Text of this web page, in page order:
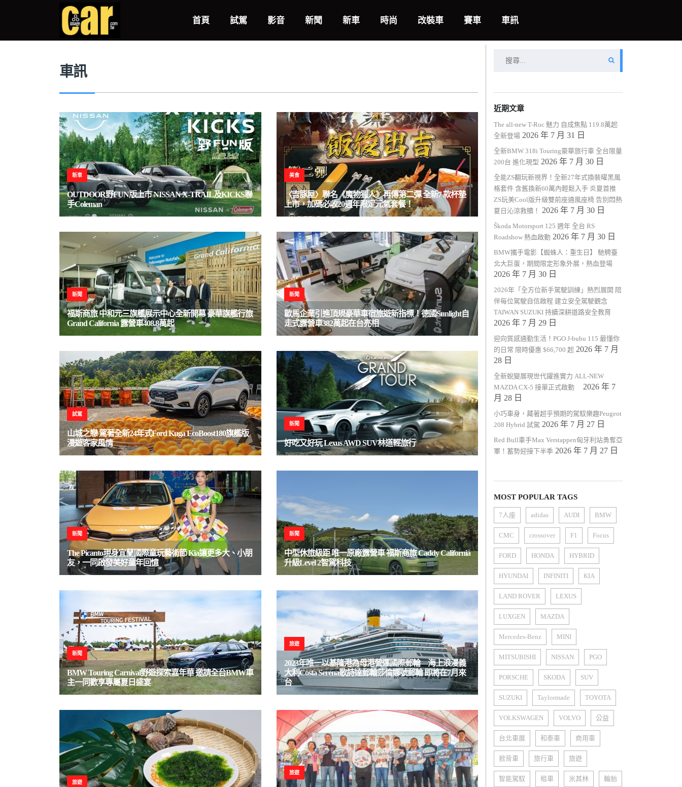
首頁 試駕 影音 新聞 新車 時尚 改裝車 賽車 車訊
品車CARIMAGE 車訊
車訊
新車
OUTDOOR野FUN版上市 NISSAN X-TRAIL及KICKS聯
手Coleman
美食
〈吉豚屋〉聯名《魔物獵人》再傳第二彈 全新7 款杯墊
上市，加碼必收20週年限定元氣套餐！
新聞
福斯商旅 中和元三旗艦展示中心全新開幕 豪華旗艦行旅
Grand California 露營車408.8萬起
新聞
歐馬企業引進頂規豪華車宿旅遊新指標！德國Sunlight自
走式露營車382萬起在台亮相
試駕
山城之戀 駕著全新24年式Ford Kuga EcoBoost180旗艦版
漫遊客家風情
新聞
好吃又好玩 Lexus AWD SUV林道輕旅行
新聞
The Picanto現身宜蘭國際童玩藝術節 Kia讓更多大、小朋
友，一同啟發美好童年回憶
新聞
中型休旅級距 唯一原廠露營車 福斯商旅 Caddy California
升級Level 2智駕科技
新聞
BMW Touring Carnival野遊探索嘉年華 邀請全台BMW車
主一同歡享專屬夏日盛宴
旅遊
2023年唯一以基隆港為母港營運國際郵輪—海上浪漫義
大利Costa Serena歌詩達郵輪莎倫娜號郵輪 即將在7月來
台
旅遊
旅遊
近期文章
The all-new T-Roc 魅力 自成焦點 119.8萬起
全新登場 2026 年 7 月 31 日
全新BMW 318i Touring豪華旅行車 全台限量
200台 進化現型 2026 年 7 月 30 日
全能ZS翻玩新視界！全新27年式換裝曜黑風
格套件 含舊換新60萬內輕鬆入手 炎夏首推
ZS玩美Cool版升級雙前座通風座椅 告別悶熱
夏日沁涼救贖！
2026 年 7 月 30 日
Škoda Motorsport 125 週年 全台 RS
Roadshow 熱血啟動 2026 年 7 月 30 日
BMW攜手電影【蜘蛛人：重生日】 馳騁臺
北大巨蛋，期間限定形象外展，熱血登場
2026 年 7 月 30 日
2026年「全方位新手駕駛訓練」熱烈展開 陪
伴每位駕駛自信啟程 建立安全駕駛觀念
TAIWAN SUZUKI 持續深耕道路安全教育
2026 年 7 月 29 日
迎向質感通勤生活！PGO J-bubu 115 最懂你
的日常 限時優惠 $66,700 起 2026 年 7 月
28 日
全新蛻變展現世代躍進實力 ALL-NEW
MAZDA CX-5 接單正式啟動
2026 年 7
月 28 日
小巧車身，藏著超乎預期的駕馭樂趣Peugeot
208 Hybrid 試駕 2026 年 7 月 27 日
Red Bull車手Max Verstappen匈牙利站勇奪亞
軍！蓄勢迎接下半季 2026 年 7 月 27 日
MOST POPULAR TAGS
7人座 adidas AUDI BMW
CMC crossover F1 Focus
FORD HONDA HYBRID
HYUNDAI INFINITI KIA
LAND ROVER LEXUS
LUXGEN MAZDA
Mercedes-Benz MINI
MITSUBISHI NISSAN PGO
PORSCHE SKODA SUV
SUZUKI Taylormade TOYOTA
VOLKSWAGEN VOLVO 公益
台北車展 和泰車 商用車
掀背車 旅行車 旅遊
智能駕馭 租車 米其林 輪胎